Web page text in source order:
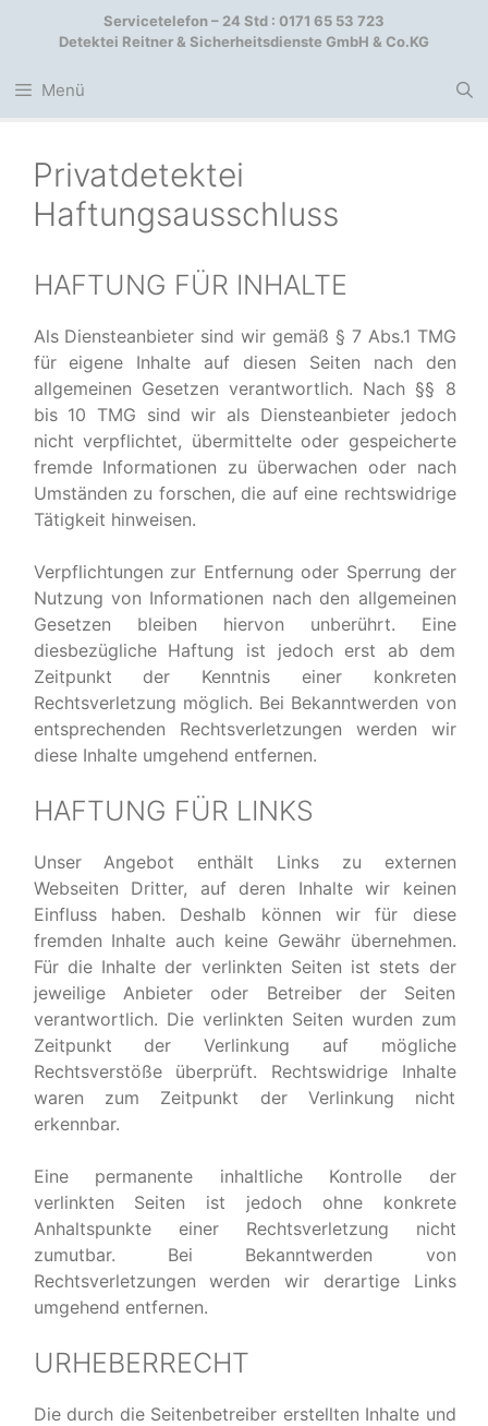
Servicetelefon – 24 Std : 0171 65 53 723
Detektei Reitner & Sicherheitsdienste GmbH & Co.KG
Menü
Privatdetektei
Haftungsausschluss
HAFTUNG FÜR INHALTE
Als Diensteanbieter sind wir gemäß § 7 Abs.1 TMG
für eigene Inhalte auf diesen Seiten nach den
allgemeinen Gesetzen verantwortlich. Nach §§ 8
bis 10 TMG sind wir als Diensteanbieter jedoch
nicht verpflichtet, übermittelte oder gespeicherte
fremde Informationen zu überwachen oder nach
Umständen zu forschen, die auf eine rechtswidrige
Tätigkeit hinweisen.
Verpflichtungen zur Entfernung oder Sperrung der
Nutzung von Informationen nach den allgemeinen
Gesetzen bleiben hiervon unberührt. Eine
diesbezügliche Haftung ist jedoch erst ab dem
Zeitpunkt der Kenntnis einer konkreten
Rechtsverletzung möglich. Bei Bekanntwerden von
entsprechenden Rechtsverletzungen werden wir
diese Inhalte umgehend entfernen.
HAFTUNG FÜR LINKS
Unser Angebot enthält Links zu externen
Webseiten Dritter, auf deren Inhalte wir keinen
Einfluss haben. Deshalb können wir für diese
fremden Inhalte auch keine Gewähr übernehmen.
Für die Inhalte der verlinkten Seiten ist stets der
jeweilige Anbieter oder Betreiber der Seiten
verantwortlich. Die verlinkten Seiten wurden zum
Zeitpunkt der Verlinkung auf mögliche
Rechtsverstöße überprüft. Rechtswidrige Inhalte
waren zum Zeitpunkt der Verlinkung nicht
erkennbar.
Eine permanente inhaltliche Kontrolle der
verlinkten Seiten ist jedoch ohne konkrete
Anhaltspunkte einer Rechtsverletzung nicht
zumutbar. Bei Bekanntwerden von
Rechtsverletzungen werden wir derartige Links
umgehend entfernen.
URHEBERRECHT
Die durch die Seitenbetreiber erstellten Inhalte und